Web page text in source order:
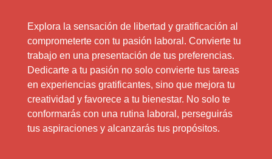
Explora la sensación de libertad y gratificación al
comprometerte con tu pasión laboral. Convierte tu
trabajo en una presentación de tus preferencias.
Dedicarte a tu pasión no solo convierte tus tareas
en experiencias gratificantes, sino que mejora tu
creatividad y favorece a tu bienestar. No solo te
conformarás con una rutina laboral, perseguirás
tus aspiraciones y alcanzarás tus propósitos.